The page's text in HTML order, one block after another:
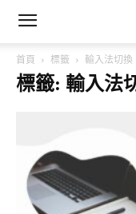
首頁 標籤 輸入法切換
標籤: 輸入法